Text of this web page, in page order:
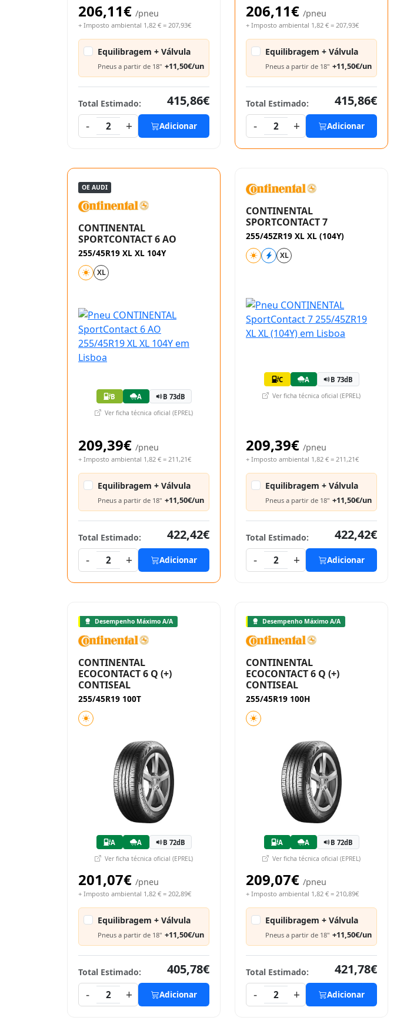
206,11€ /pneu
+ Imposto ambiental 1,82 € = 207,93€
Equilibragem + Válvula
Pneus a partir de 18" +11,50€/un
Total Estimado:
415,86€
-
2 + Adicionar
206,11€ /pneu
+ Imposto ambiental 1,82 € = 207,93€
Equilibragem + Válvula
Pneus a partir de 18" +11,50€/un
Total Estimado:
415,86€
-
2 + Adicionar
OE AUDI
CONTINENTAL
SPORTCONTACT 6 AO
255/45R19 XL XL 104Y
XL
B A B 73dB
Ver ficha técnica oficial (EPREL)
209,39€ /pneu
+ Imposto ambiental 1,82 € = 211,21€
Equilibragem + Válvula
Pneus a partir de 18" +11,50€/un
Total Estimado:
422,42€
-
2 + Adicionar
CONTINENTAL
SPORTCONTACT 7
255/45ZR19 XL XL (104Y)
XL
C A B 73dB
Ver ficha técnica oficial (EPREL)
209,39€ /pneu
+ Imposto ambiental 1,82 € = 211,21€
Equilibragem + Válvula
Pneus a partir de 18" +11,50€/un
Total Estimado:
422,42€
-
2 + Adicionar
Desempenho Máximo A/A
CONTINENTAL
ECOCONTACT 6 Q (+)
CONTISEAL
255/45R19 100T
A A B 72dB
Ver ficha técnica oficial (EPREL)
201,07€ /pneu
+ Imposto ambiental 1,82 € = 202,89€
Equilibragem + Válvula
Pneus a partir de 18" +11,50€/un
Total Estimado:
405,78€
-
2 + Adicionar
Desempenho Máximo A/A
CONTINENTAL
ECOCONTACT 6 Q (+)
CONTISEAL
255/45R19 100H
A A B 72dB
Ver ficha técnica oficial (EPREL)
209,07€ /pneu
+ Imposto ambiental 1,82 € = 210,89€
Equilibragem + Válvula
Pneus a partir de 18" +11,50€/un
Total Estimado:
421,78€
-
2 + Adicionar